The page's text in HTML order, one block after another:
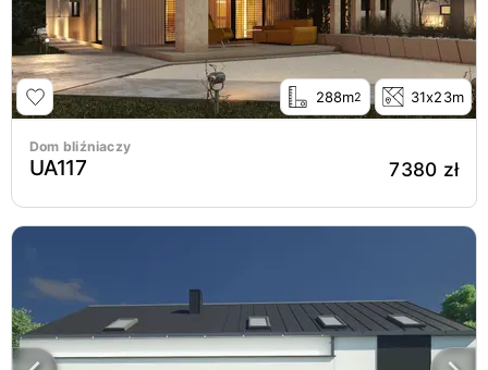
288m2 31x23m
Dom bliźniaczy
UA117 7380 zł